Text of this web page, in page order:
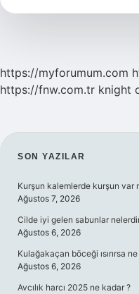
Mi
https://myforumum.com
https://fnw.com.tr knight
SIDEBAR
SON YAZILAR
Kurşun kalemlerde kurşun var
Ağustos 7, 2026
Cilde iyi gelen sabunlar
Ağustos 6, 2026
Kulağakaçan böceği ısırırsa
Ağustos 6, 2026
Avcılık harcı 2025 ne kadar ?